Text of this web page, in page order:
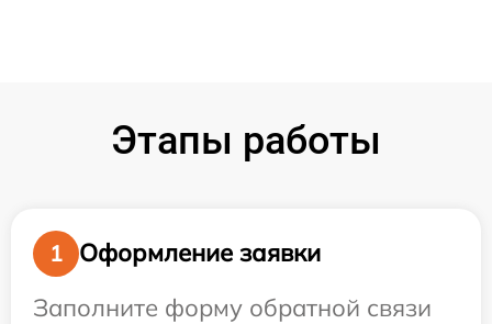
Этапы работы
1
Оформление заявки
Заполните форму обратной связи